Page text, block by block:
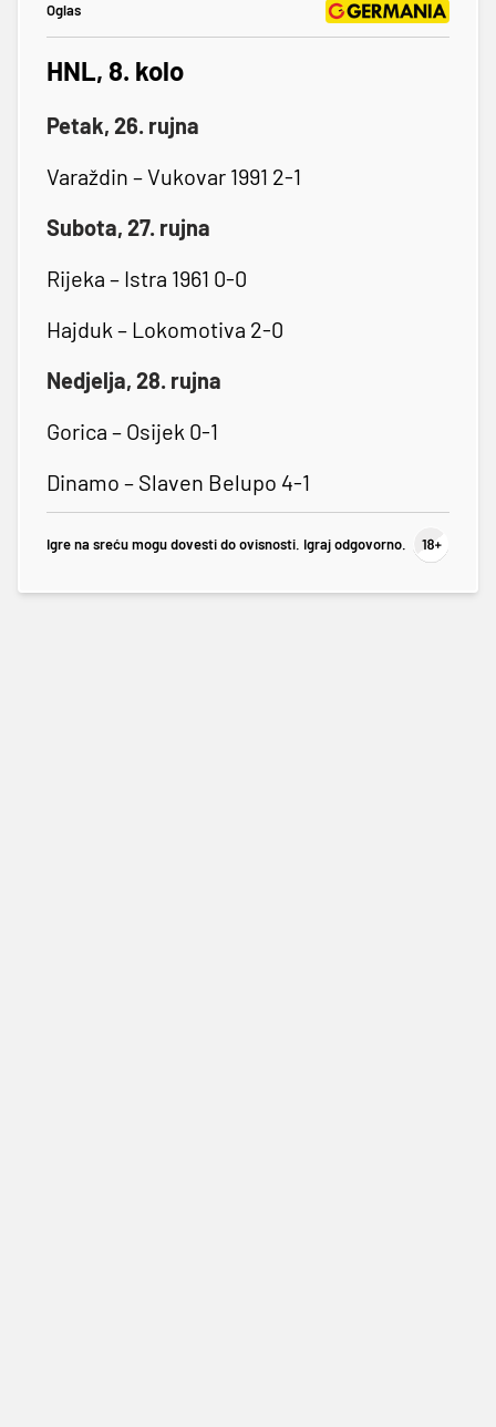
Oglas
HNL, 8. kolo
Petak, 26. rujna
Varaždin – Vukovar 1991 2-1
Subota, 27. rujna
Rijeka – Istra 1961 0-0
Hajduk – Lokomotiva 2-0
Nedjelja, 28. rujna
Gorica – Osijek 0-1
Dinamo – Slaven Belupo 4-1
Igre na sreću mogu dovesti do ovisnosti. Igraj odgovorno.